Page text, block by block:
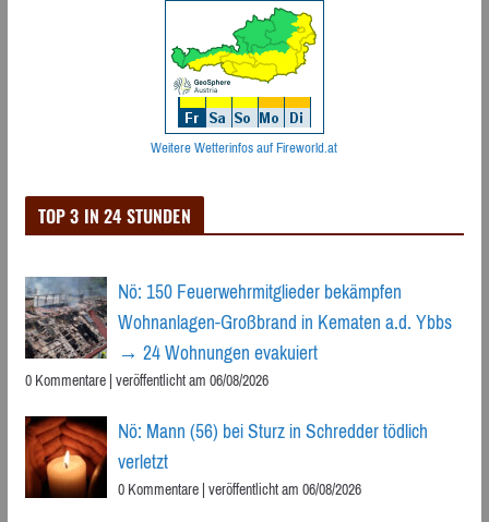
Weitere Wetterinfos auf Fireworld.at
TOP 3 IN 24 STUNDEN
Nö: 150 Feuerwehrmitglieder bekämpfen
Wohnanlagen-Großbrand in Kematen a.d. Ybbs
→ 24 Wohnungen evakuiert
0 Kommentare|veröffentlicht am 06/08/2026
Nö: Mann (56) bei Sturz in Schredder tödlich
verletzt
0 Kommentare|veröffentlicht am 06/08/2026